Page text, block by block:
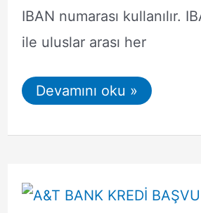
IBAN numarası kullanılır.
ile uluslar arası her
Arap
Türk
IBAN
Devamını oku »